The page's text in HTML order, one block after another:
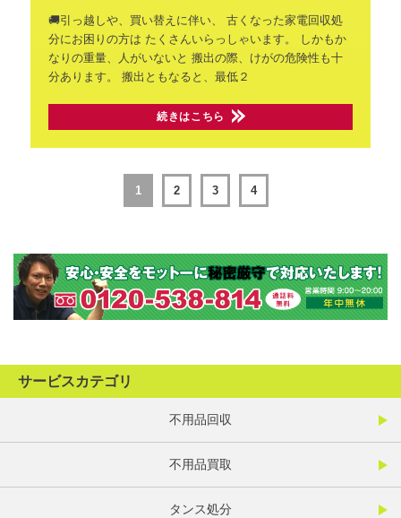
🚚引っ越しや、買い替えに伴い、
古くなった家電回収処
分にお困りの方は たくさんいらっしゃいます。
しかもか
なりの重量、人がいないと 搬出の際、けがの危険性も十
分あります。
搬出ともなると、最低２
続きはこちら
1 2 3 4
サービスカテゴリ
不用品回収
不用品買取
タンス処分